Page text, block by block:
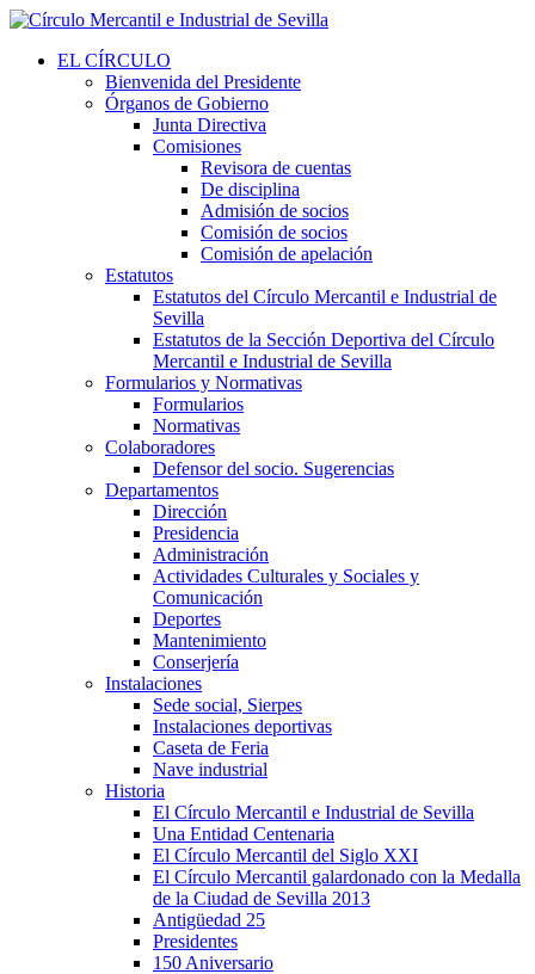
EL CÍRCULO
Bienvenida del Presidente
Órganos de Gobierno
Junta Directiva
Comisiones
Revisora de cuentas
De disciplina
Admisión de socios
Comisión de socios
Comisión de apelación
Estatutos
Estatutos del Círculo Mercantil e Industrial de
Sevilla
Estatutos de la Sección Deportiva del Círculo
Mercantil e Industrial de Sevilla
Formularios y Normativas
Formularios
Normativas
Colaboradores
Defensor del socio. Sugerencias
Departamentos
Dirección
Presidencia
Administración
Actividades Culturales y Sociales y
Comunicación
Deportes
Mantenimiento
Conserjería
Instalaciones
Sede social, Sierpes
Instalaciones deportivas
Caseta de Feria
Nave industrial
Historia
El Círculo Mercantil e Industrial de Sevilla
Una Entidad Centenaria
El Círculo Mercantil del Siglo XXI
El Círculo Mercantil galardonado con la Medalla
de la Ciudad de Sevilla 2013
Antigüedad 25
Presidentes
150 Aniversario